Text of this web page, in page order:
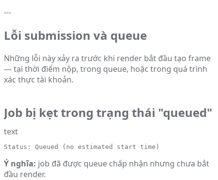
---
Lỗi submission và queue
Những lỗi này xảy ra trước khi render bắt đầu tạo frame
— tại thời điểm nộp, trong queue, hoặc trong quá trình
xác thực tài khoản.
Job bị kẹt trong trạng thái "queued"
text
Status: Queued (no estimated start time)
Ý nghĩa: job đã được queue chấp nhận nhưng chưa bắt
đầu render.